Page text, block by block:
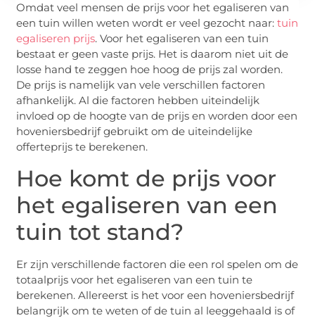
Omdat veel mensen de prijs voor het egaliseren van
een tuin willen weten wordt er veel gezocht naar:tuin
egaliseren prijs. Voor het egaliseren van een tuin
bestaat er geen vaste prijs. Het is daarom niet uit de
losse hand te zeggen hoe hoog de prijs zal worden.
De prijs is namelijk van vele verschillen factoren
afhankelijk. Al die factoren hebben uiteindelijk
invloed op de hoogte van de prijs en worden door een
hoveniersbedrijf gebruikt om de uiteindelijke
offerteprijs te berekenen.
Hoe komt de prijs voor
het egaliseren van een
tuin tot stand?
Er zijn verschillende factoren die een rol spelen om de
totaalprijs voor het egaliseren van een tuin te
berekenen. Allereerst is het voor een hoveniersbedrijf
belangrijk om te weten of de tuin al leeggehaald is of